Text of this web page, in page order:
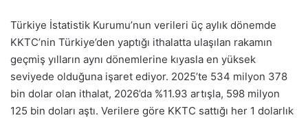
Türkiye İstatistik Kurumu’nun verileri üç aylık dönemde
KKTC’nin Türkiye’den yaptığı ithalatta ulaşılan rakamın
geçmiş yılların aynı dönemlerine kıyasla en yüksek
seviyede olduğuna işaret ediyor. 2025’te 534 milyon 378
bin dolar olan ithalat, 2026’da %11.93 artışla, 598 milyon
125 bin doları aştı. Verilere göre KKTC sattığı her 1 dolarlık